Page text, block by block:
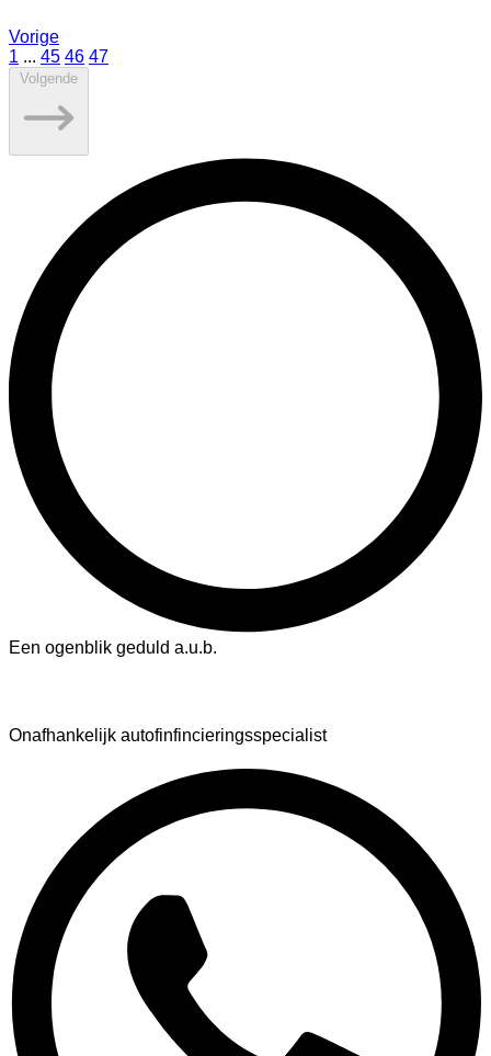
Vorige
1 ... 45 46 47
Volgende
Een ogenblik geduld a.u.b.
Onafhankelijk autofinfincieringsspecialist